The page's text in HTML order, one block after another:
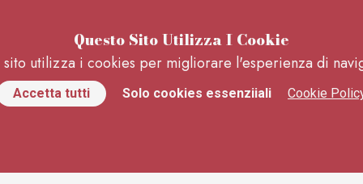
Web Dove
matrimonio.com
zankyou.it
Questo Sito Utilizza I Cookie
sito utilizza i cookies per migliorare l'esperienza di
Accetta tutti Solo cookies essenziiali Cookie